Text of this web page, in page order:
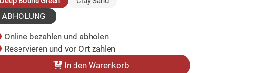
ABHOLUNG
Online bezahlen und abholen
Reservieren und vor Ort zahlen
In den Warenkorb